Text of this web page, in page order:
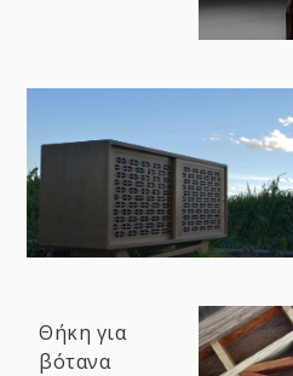
Θήκη για
βότανα